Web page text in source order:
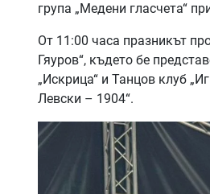
група „Медени гласчета“
От 11:00 часа празникът
Гяуров“, където бе
„Искрица“ и Танцов клуб
Левски – 1904“.